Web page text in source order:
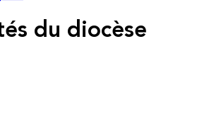
du diocèse